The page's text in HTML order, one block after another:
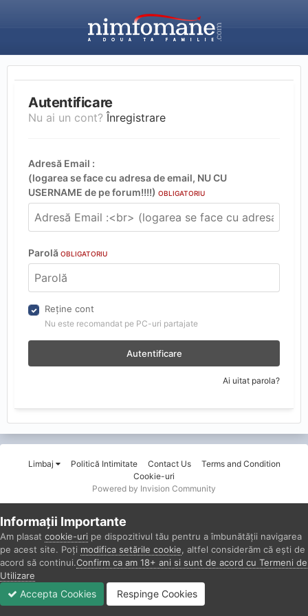
Autentificare
Nu ai un cont? Înregistrare
Adresă Email :
(logarea se face cu adresa de email, NU CU
USERNAME de pe forum!!!!) OBLIGATORIU
Parolă OBLIGATORIU
Reține cont
Nu este recomandat pe PC-uri partajate
Autentificare
Ai uitat parola?
Limbaj Politică Intimitate Contact Us
Terms and Condition
Cookie-uri
Powered by Invision Community
Informații Importante
Am plasat cookie-uri pe dispozitivul tău pentru a îmbunătății navigarea
pe acest site. Poți modifica setările cookie , altfel considerăm că ești de
acord să continui.Confirm ca am 18+ ani si sunt de acord cu Termeni de
Utilizare
Accepta Cookies Respinge Cookies
Înregistrare